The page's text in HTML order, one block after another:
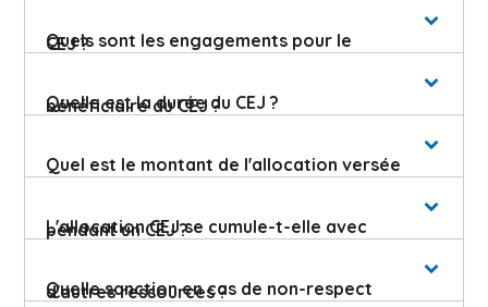
CEJ ?
Quels sont les engagements pour le
bénéficiaire du CEJ ?
Quelle est la durée du CEJ ?
Quel est le montant de l'allocation versée
pendant un CEJ ?
L'allocation CEJ se cumule-t-elle avec
d'autres ressources ?
Quelle sanction en cas de non-respect